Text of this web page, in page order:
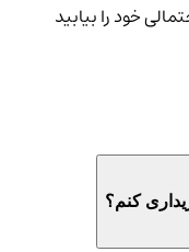
خود را بیابید